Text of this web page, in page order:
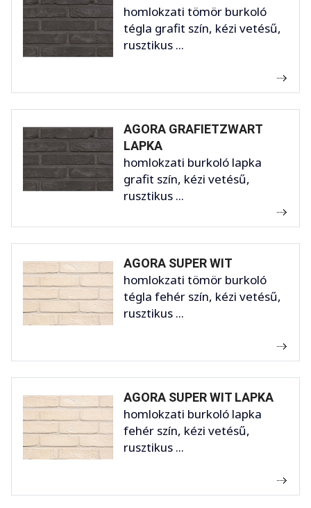
homlokzati tömör burkoló
tégla grafit szín, kézi vetésű,
rusztikus ...
AGORA GRAFIETZWART
LAPKA
homlokzati burkoló lapka
grafit szín, kézi vetésű,
rusztikus ...
AGORA SUPER WIT
homlokzati tömör burkoló
tégla fehér szín, kézi vetésű,
rusztikus ...
AGORA SUPER WIT LAPKA
homlokzati burkoló lapka
fehér szín, kézi vetésű,
rusztikus ...